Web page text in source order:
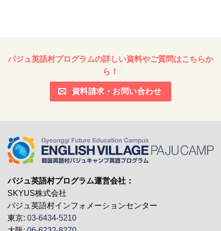
パジュ英語村プログラムの詳しい資料やご質問はこちらか
ら！
資料請求・お問い合わせ
パジュ英語村プログラム運営会社：
SKYUS株式会社
パジュ英語村インフォメーションセンター
東京: 03-6434-5210